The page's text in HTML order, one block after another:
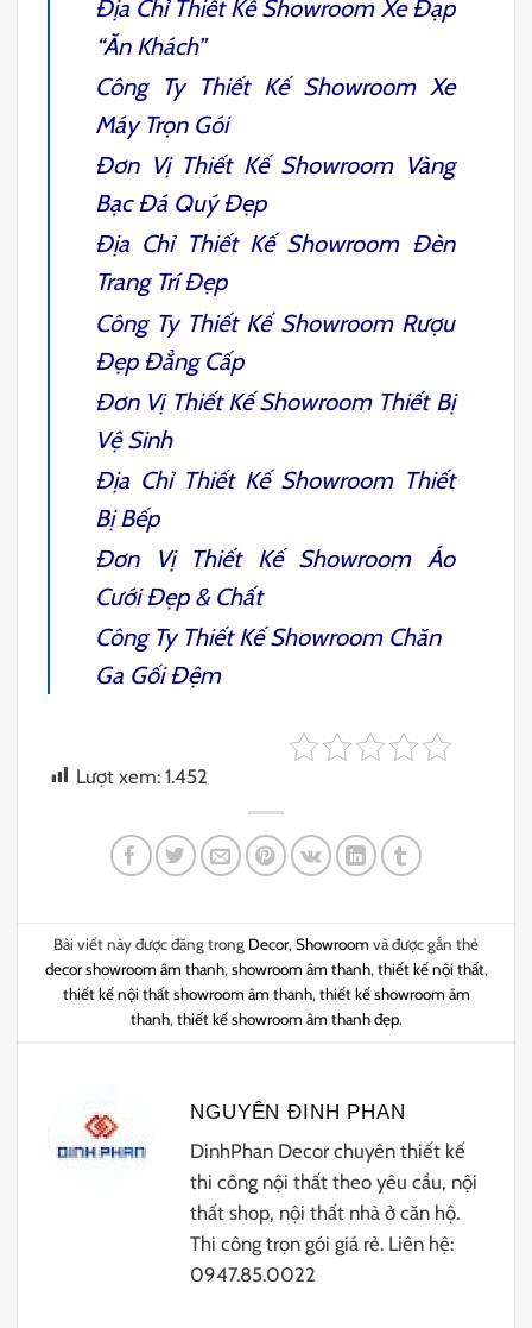
Địa Chỉ Thiết Kế Showroom Xe Đạp
“Ăn Khách”
Công Ty Thiết Kế Showroom Xe
MáyTrọn Gói
Đơn Vị Thiết Kế Showroom Vàng
Bạc Đá QuýĐẹp
Địa Chỉ Thiết Kế Showroom Đèn
Trang TríĐẹp
Công Ty Thiết Kế Showroom Rượu
Đẹp Đẳng Cấp
Đơn Vị Thiết Kế Showroom Thiết Bị
Vệ Sinh
Địa Chỉ Thiết Kế Showroom Thiết
Bị Bếp
Đơn Vị Thiết Kế Showroom Áo
CướiĐẹp & Chất
Công Ty Thiết Kế Showroom Chăn
Ga Gối Đệm
Lượt xem: 1.452
Bài viết này được đăng trong Decor, Showroom và được gắn thẻ
decor showroom âm thanh, showroom âm thanh, thiết kế nội thất,
thiết kế nội thất showroom âm thanh, thiết kế showroom âm
thanh, thiết kế showroom âm thanh đẹp.
NGUYÊN ĐINH PHAN
DinhPhan Decor chuyên thiết kế
thi công nội thất theo yêu cầu, nội
thất shop, nội thất nhà ở căn hộ.
Thi công trọn gói giá rẻ. Liên hệ:
0947.85.0022